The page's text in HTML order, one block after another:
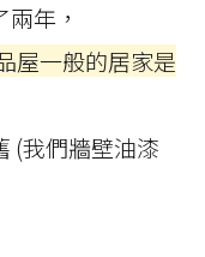
年，
屋一般的居家是
(我們牆壁油漆